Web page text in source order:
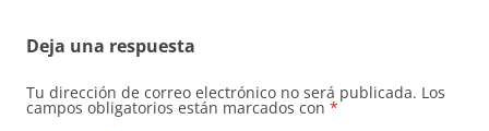
Deja una respuesta
Tu dirección de correo electrónico no será publicada. Los
campos obligatorios están marcados con *